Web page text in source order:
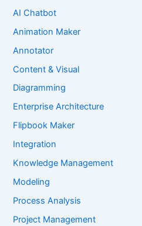
AI Chatbot
Animation Maker
Annotator
Content & Visual
Diagramming
Enterprise Architecture
Flipbook Maker
Integration
Knowledge Management
Modeling
Process Analysis
Project Management